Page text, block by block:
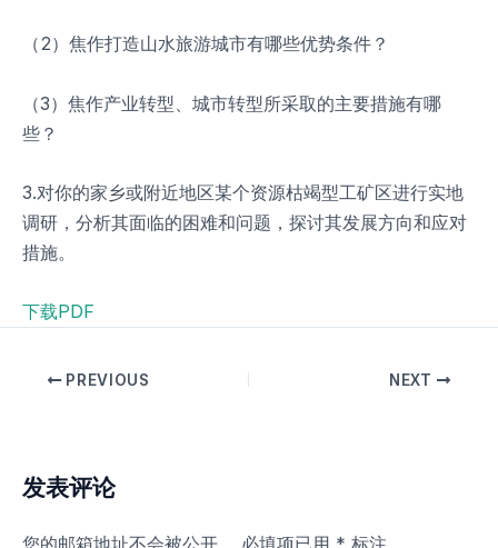
（2）焦作打造山水旅游城市有哪些优势条件？
（3）焦作产业转型、城市转型所采取的主要措施有哪
些？
3.对你的家乡或附近地区某个资源枯竭型工矿区进行实地
调研，分析其面临的困难和问题，探讨其发展方向和应对
措施。
下载PDF
PREVIOUS NEXT
发表评论
您的邮箱地址不会被公开。 必填项已用 * 标注